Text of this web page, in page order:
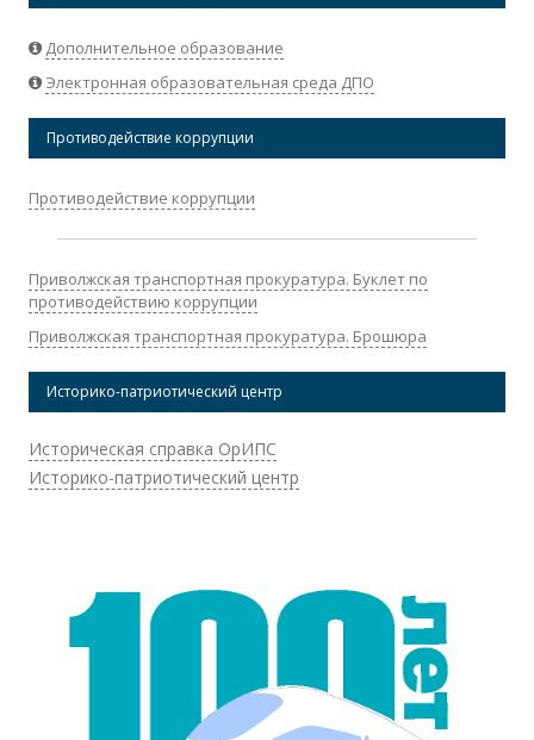
Дополнительное образование
Электронная образовательная среда ДПО
Противодействие коррупции
Противодействие коррупции
Приволжская транспортная прокуратура. Буклет по
противодействию коррупции
Приволжская транспортная прокуратура. Брошюра
Историко-патриотический центр
Историческая справка ОрИПС
Историко-патриотический центр